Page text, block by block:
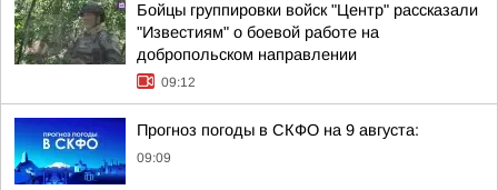
Бойцы группировки войск "Центр" рассказали
"Известиям" о боевой работе на
добропольском направлении
09:12
Прогноз погоды в СКФО на 9 августа:
09:09